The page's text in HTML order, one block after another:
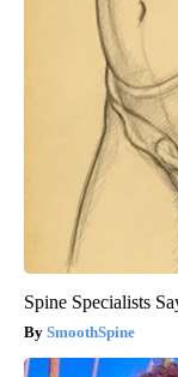
Spine Specialists
SmoothSpine